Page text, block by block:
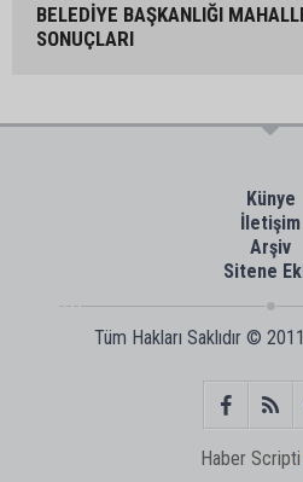
BELEDİYE BAŞKANLIĞI
SONUÇLARI
Künye
İletişim
Arşiv
Sitene
Tüm Hakları Saklıdır © 2011
Haber Scripti